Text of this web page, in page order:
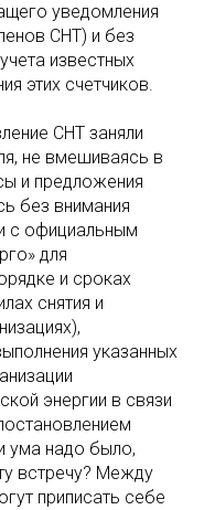
уведомления
СНТ) и без
известных
этих счетчиков.
СНТ заняли
не вмешиваясь в
и предложения
без внимания
с официальным
для
и сроках
снятия и
указанных
энергии в связи
ума надо было,
встречу? Между
приписать себе